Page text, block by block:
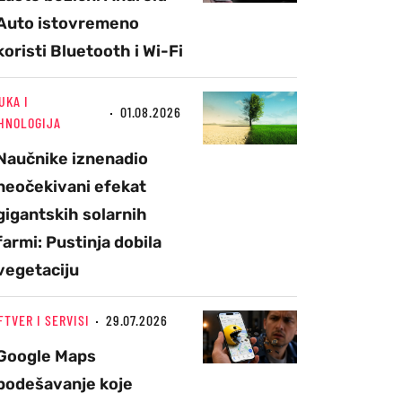
istovremeno
Bluetooth i Wi-Fi
I
01.08.2026
iznenadio
efekat
solarnih
Pustinja dobila
I SERVISI 29.07.2026
Maps
koje